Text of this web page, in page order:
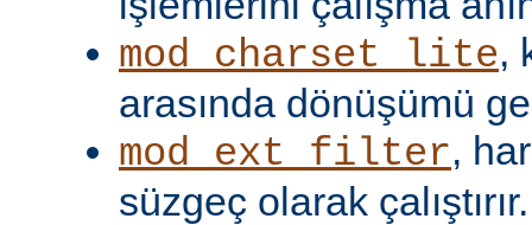
mod_charset_lite,
arasında dönüşümü
mod_ext_filter,
süzgeç olarak çalıştırır.